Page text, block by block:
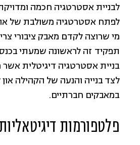
לבניית אסטרטגיה חכמה
לפתח אסטרטגיה משולבת של און
תפקיד זה לראשונה שמעתי
בניית אסטרטגיה דיגיטלית
לצד בנייה והנעה של הקהילה
במאבקים חברתיים.
פלטפורמות